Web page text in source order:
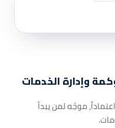
وإدارة الخدمات
موجّه لمن يبدأ